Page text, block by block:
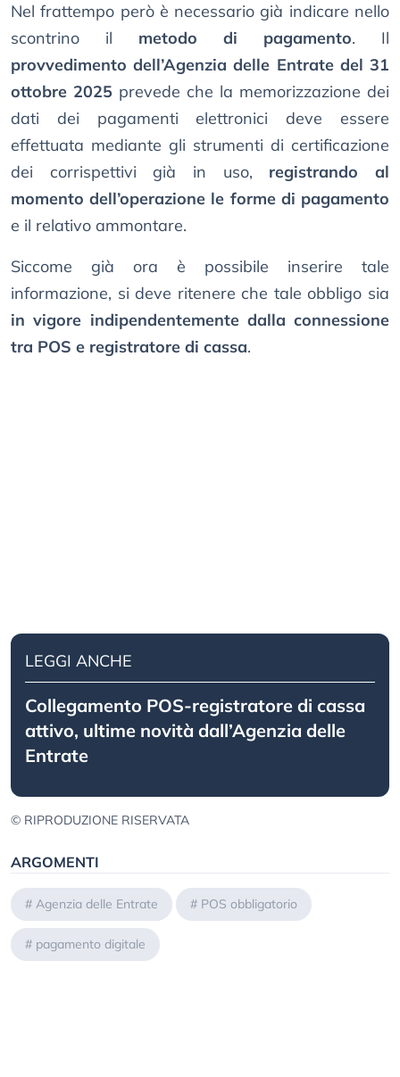
Nel frattempo però è necessario già indicare nello
scontrino il metodo di pagamento. Il
provvedimento dell’Agenzia delle Entrate del 31
ottobre 2025 prevede che la memorizzazione dei
dati dei pagamenti elettronici deve essere
effettuata mediante gli strumenti di certificazione
dei corrispettivi già in uso, registrando al
momento dell’operazione le forme di pagamento
e il relativo ammontare.
Siccome già ora è possibile inserire tale
informazione, si deve ritenere che tale obbligo sia
in vigore indipendentemente dalla connessione
tra POS e registratore di cassa.
LEGGI ANCHE
Collegamento POS-registratore di cassa
attivo, ultime novità dall’Agenzia delle
Entrate
© RIPRODUZIONE RISERVATA
ARGOMENTI
# Agenzia delle Entrate # POS obbligatorio
# pagamento digitale